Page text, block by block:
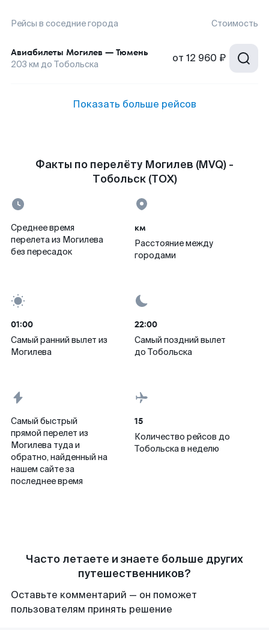
Рейсы в соседние города Стоимость
Авиабилеты Могилев — Тюмень
203 км до Тобольска от 12 960 ₽
Показать больше рейсов
Факты по перелёту Могилев (MVQ) -
Тобольск (TOX)
Среднее время
перелета из Могилева
без пересадок
км
Расстояние между
городами
01:00
Самый ранний вылет из
Могилева
22:00
Самый поздний вылет
до Тобольска
Самый быстрый
прямой перелет из
Могилева туда и
обратно, найденный на
нашем сайте за
последнее время
15
Количество рейсов до
Тобольска в неделю
Часто летаете и знаете больше других
путешественников?
Оставьте комментарий — он поможет
пользователям принять решение